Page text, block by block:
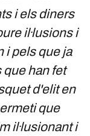
i els diners
il·lusions i
i pels que ja
que han fet
d'elit en
que
il·lusionant i